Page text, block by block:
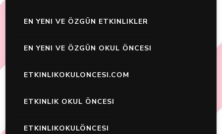
EN YENI VE ÖZGÜN ETKINLIKLER
EN YENI VE ÖZGÜN OKUL ÖNCESI
ETKINLIKOKULONCESI.COM
ETKINLIK OKUL ÖNCESI
ETKINLIKOKULÖNCESI